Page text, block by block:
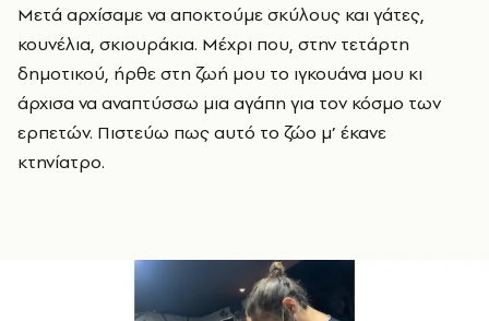
Μετά αρχίσαμε να αποκτούμε σκύλους και γάτες,
κουνέλια, σκιουράκια. Μέχρι που, στην τετάρτη
δημοτικού, ήρθε στη ζωή μου το ιγκουάνα μου κι
άρχισα να αναπτύσσω μια αγάπη για τον κόσμο των
ερπετών. Πιστεύω πως αυτό το ζώο μ’ έκανε
κτηνίατρο.